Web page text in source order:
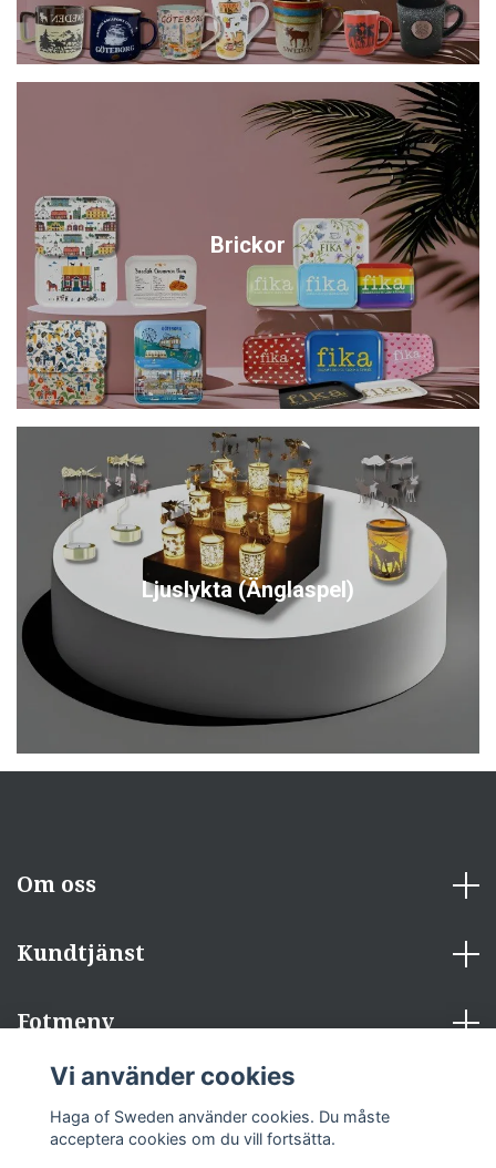
Brickor
Ljuslykta (Änglaspel)
Om oss
Kundtjänst
Fotmeny
Sociala medier
Vi använder cookies
Haga of Sweden använder cookies. Du måste
acceptera cookies om du vill fortsätta.